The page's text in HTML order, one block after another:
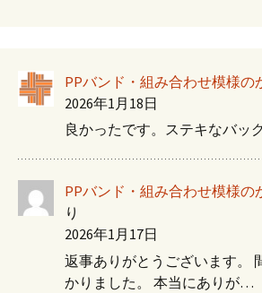
PPバンド・組み合わせ模様の
2026年1月18日
良かったです。ステキなバッ
PPバンド・組み合わせ模様の
り
2026年1月17日
返事ありがとうございます。
かりました。 本当にありが…